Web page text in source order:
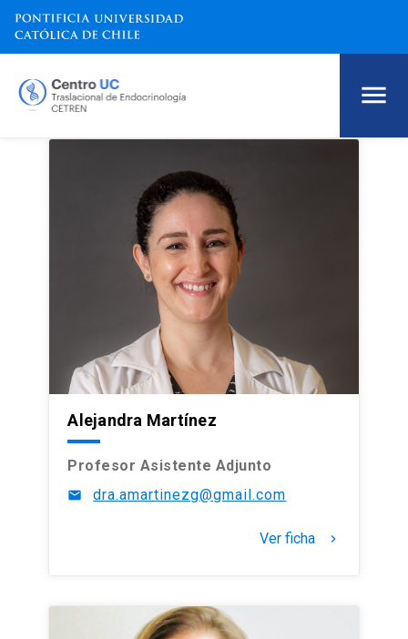
Alejandra Martínez
Profesor Asistente Adjunto
mail dra.amartinezg@gmail.com
Ver ficha keyboard_arrow_right